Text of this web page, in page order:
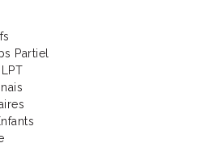
Partiel